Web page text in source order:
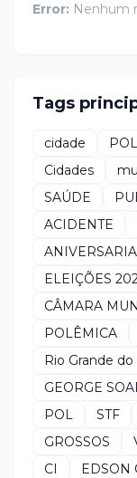
Error: Nenhum
Tags
cidade
Cidades
SAÚDE
ACIDENTE
ELEIÇÕES
CÂMARA
POLÊMICA
Rio Grande
GEORGE
POL
STF
GROSSOS
CI
EDSON